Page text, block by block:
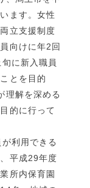
ます。女性
立支援制度
向けに年2回
に新入職員
とを目的
理解を深める
的に行って
利用できる
平成29年度
所内保育園